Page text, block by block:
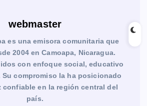
webmaster
es una emisora comunitaria que
2004 en Camoapa, Nicaragua.
con enfoque social, educativo
compromiso la ha posicionado
confiable en la región central del
país.